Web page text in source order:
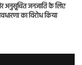
अनुसूचित जनजाति के लिए
का विरोध किया